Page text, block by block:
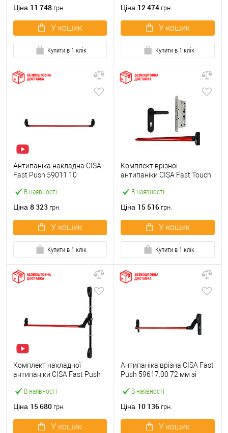
Ціна 11 748 грн.
У кошик
Купити в 1 клік
Ціна 12 474 грн.
У кошик
Купити в 1 клік
В наявності
Антипаніка накладна CISA
Fast Push 59011.10
штангою 1200 мм червона
Ціна 8 323 грн.
У кошик
Купити в 1 клік
В наявності
Комплект врізної
антипаніки CISA Fast Touch
із замком та ручкою
Ціна 15 516 грн.
У кошик
Купити в 1 клік
В наявності
Комплект накладної
антипаніки CISA Fast Push
точковий вверх-вниз
Ціна 15 680 грн.
У кошик
В наявності
Антипаніка врізна CISA Fast
Push 59617.00 72 мм зі
Ціна 10 136 грн.
У кошик